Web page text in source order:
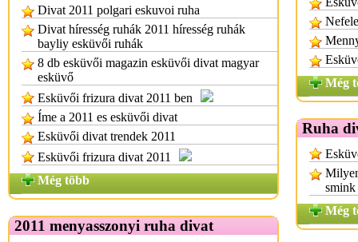
Divat 2011 polgari eskuvoi ruha
Divat híresség ruhák 2011 híresség ruhák
bayliy esküvői ruhák
8 db esküvői magazin esküvői divat magyar
esküvő
Esküvői frizura divat 2011 ben
Íme a 2011 es esküvői divat
Esküvői divat trendek 2011
Esküvői frizura divat 2011
Még több
2011 menyasszonyi ruha divat
Még
Ruha
smink
Még